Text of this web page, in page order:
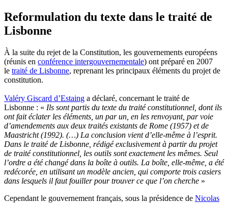
Reformulation du texte dans le traité de
Lisbonne
À la suite du rejet de la Constitution, les gouvernements européens
(réunis en conférence intergouvernementale) ont préparé en 2007
le traité de Lisbonne, reprenant les principaux éléments du projet de
constitution.
Valéry Giscard d’Estaing a déclaré, concernant le traité de
Lisbonne : « Ils sont partis du texte du traité constitutionnel, dont ils
ont fait éclater les éléments, un par un, en les renvoyant, par voie
d’amendements aux deux traités existants de Rome (1957) et de
Maastricht (1992). (…) La conclusion vient d’elle-même à l’esprit.
Dans le traité de Lisbonne, rédigé exclusivement à partir du projet
de traité constitutionnel, les outils sont exactement les mêmes. Seul
l’ordre a été changé dans la boîte à outils. La boîte, elle-même, a été
redécorée, en utilisant un modèle ancien, qui comporte trois casiers
dans lesquels il faut fouiller pour trouver ce que l’on cherche »
Cependant le gouvernement français, sous la présidence de Nicolas